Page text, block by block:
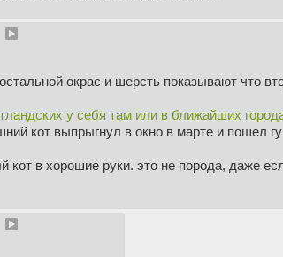
окрас и шерсть показывают что
у себя там или в ближайших
кот выпрыгнул в окно в марте и пошел
в хорошие руки. это не порода, даже